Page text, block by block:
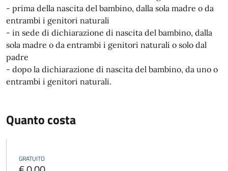
- prima della nascita del bambino, dalla sola madre o da
entrambi i genitori naturali
- in sede di dichiarazione di nascita del bambino, dalla
sola madre o da entrambi i genitori naturali o solo dal
padre
- dopo la dichiarazione di nascita del bambino, da uno o
entrambi i genitori naturali.
Quanto costa
GRATUITO